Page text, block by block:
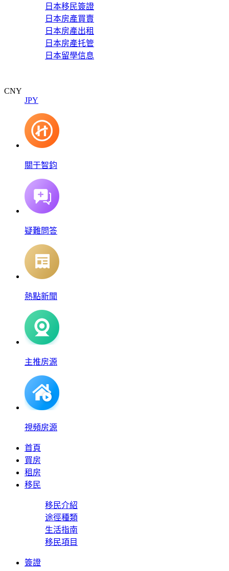
日本移民簽證
日本房產買賣
日本房產出租
日本房產托管
日本留學信息
CNY
JPY
關于智鈞
疑難問答
熱點新聞
主推房源
視頻房源
首頁
買房
租房
移民
移民介紹
途徑種類
生活指南
移民項目
簽證